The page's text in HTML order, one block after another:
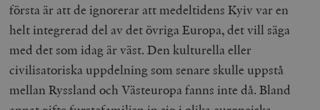
första är att de ignorerar att medeltidens Kyiv var en
helt integrerad del av det övriga Europa, det vill säga
med det som idag är väst. Den kulturella eller
civilisatoriska uppdelning som senare skulle uppstå
mellan Ryssland och Västeuropa fanns inte då. Bland